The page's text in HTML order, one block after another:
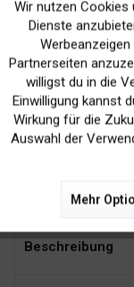
Kein
Zubehör 10
Beschreibung
Funktionale
Marketing
Tracking
Wir nutzen Cookies
Dienste
Partnerseiten
willigst du in die
Einwilligung kannst
Wirkung für die
Auswahl der
Mehr